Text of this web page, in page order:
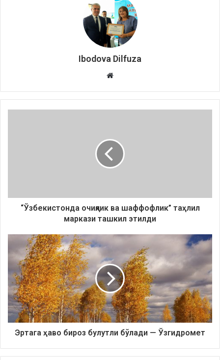
Ibodova Dilfuza
Website
“Ўзбекистонда очиқлик ва шаффофлик” таҳлил
маркази ташкил этилди
Эртага ҳаво бироз булутли бўлади — Ўзгидромет